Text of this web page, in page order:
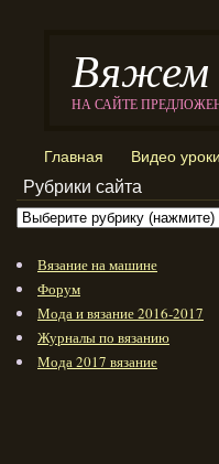
Вяжем
НА САЙТЕ
Главная Видео
Рубрики сайта
Вязание на машине
Форум
Мода и вязание 2016-2017
Журналы по вязанию
Мода 2017 вязание